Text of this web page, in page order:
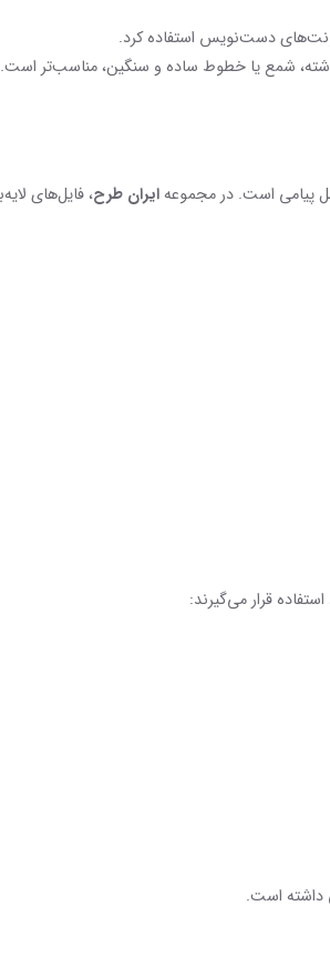
دست‌نویس استفاده کرد.
شمع یا خطوط ساده و سنگین، مناسب‌تر است.
پیامی است. در مجموعه ایران طرح
قرار می‌گیرند:
داشته است.